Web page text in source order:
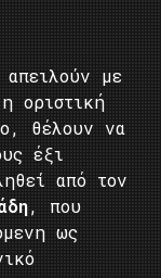
με
οριστική
θέλουν να
έξι
από τον
, που
ως